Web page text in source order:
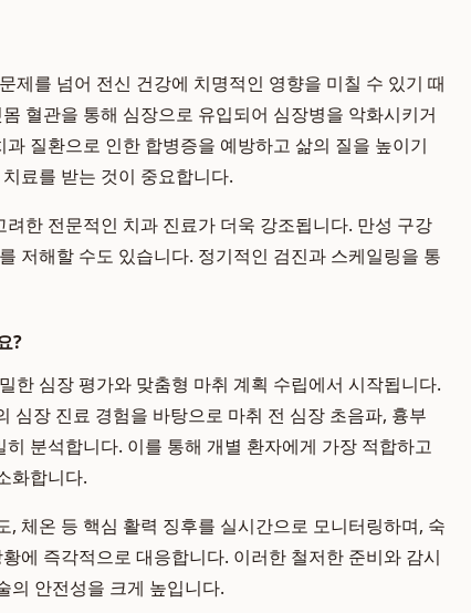
제를 넘어 전신 건강에 치명적인 영향을 미칠 수 있기 때
혈관을 통해 심장으로 유입되어 심장병을 악화시키거
질환으로 인한 합병증을 예방하고 삶의 질을 높이기
료를 받는 것이 중요합니다.
한 전문적인 치과 진료가 더욱 강조됩니다. 만성 구강
저해할 수도 있습니다. 정기적인 검진과 스케일링을 통
?
한 심장 평가와 맞춤형 마취 계획 수립에서 시작됩니다.
심장 진료 경험을 바탕으로 마취 전 심장 초음파, 흉부
분석합니다. 이를 통해 개별 환자에게 가장 적합하고
화합니다.
체온 등 핵심 활력 징후를 실시간으로 모니터링하며, 숙
에 즉각적으로 대응합니다. 이러한 철저한 준비와 감시
의 안전성을 크게 높입니다.